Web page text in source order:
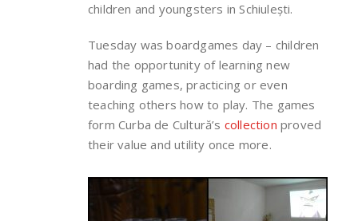
children and youngsters in Schiulești.
Tuesday was boardgames day – children
had the opportunity of learning new
boarding games, practicing or even
teaching others how to play. The games
form Curba de Cultură’s collection proved
their value and utility once more.